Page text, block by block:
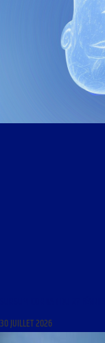
30 JUILLET 2026